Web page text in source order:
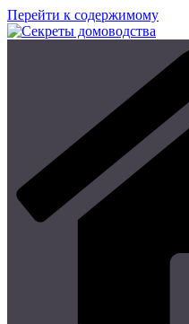
Перейти к содержимому